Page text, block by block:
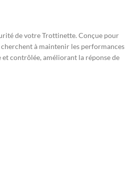
de votre Trottinette. Conçue pour
à maintenir les performances
contrôlée, améliorant la réponse de